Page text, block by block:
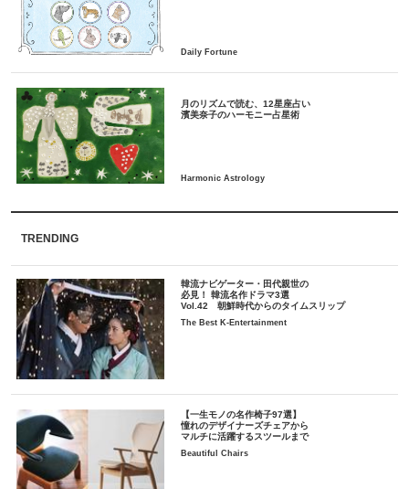
月のリズムで読む、12星座占い
TRENDING
韓流ナビゲーター・田代親世の
必見！ 韓流名作ドラマ3選
Vol.42 朝鮮時代からのタイムスリップ
The Best K-Entertainment
【一生モノの名作椅子97選】
憧れのデザイナーズチェアから
マルチに活躍するスツールまで
Beautiful Chairs